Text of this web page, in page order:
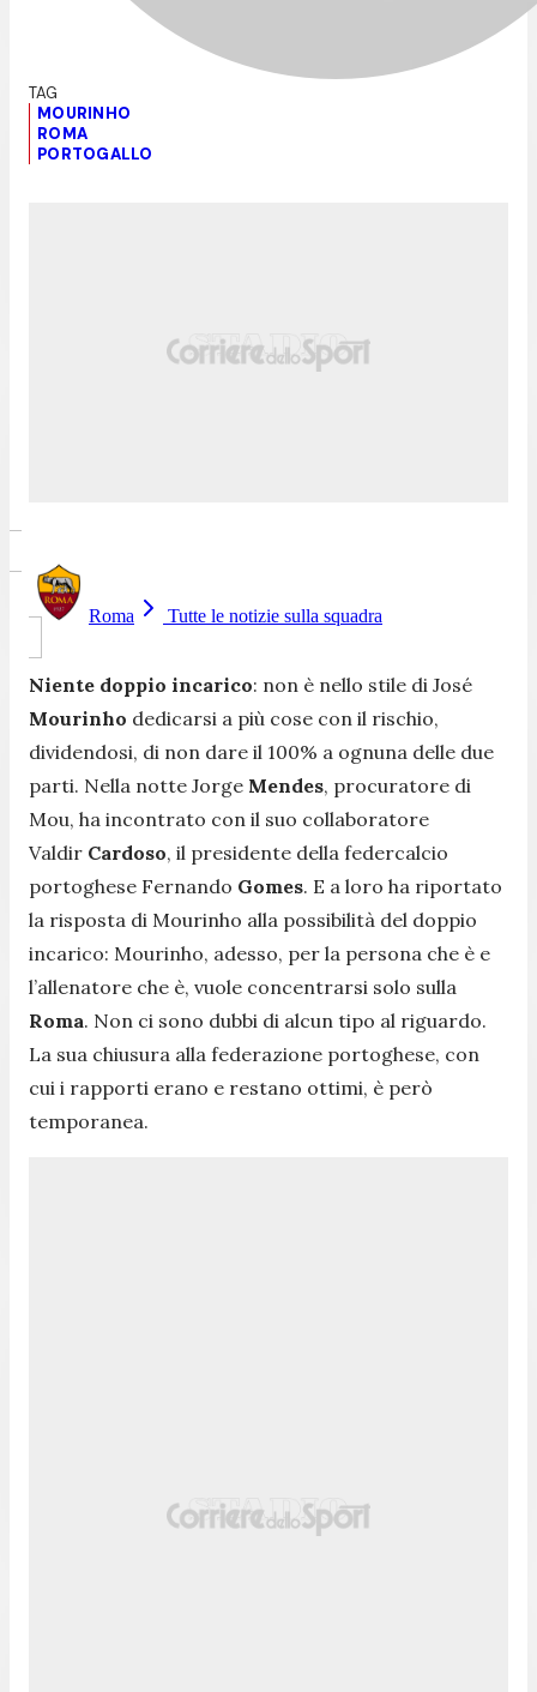
MOURINHO
ROMA
PORTOGALLO
Roma Tutte le notizie sulla squadra
Niente doppio incarico: non è nello stile di José
Mourinho dedicarsi a più cose con il rischio,
dividendosi, di non dare il 100% a ognuna delle due
parti. Nella notte Jorge Mendes, procuratore di
Mou, ha incontrato con il suo collaboratore
Valdir Cardoso, il presidente della federcalcio
portoghese Fernando Gomes. E a loro ha riportato
la risposta di Mourinho alla possibilità del doppio
incarico: Mourinho, adesso, per la persona che è e
l’allenatore che è, vuole concentrarsi solo sulla
Roma. Non ci sono dubbi di alcun tipo al riguardo.
La sua chiusura alla federazione portoghese, con
cui i rapporti erano e restano ottimi, è però
temporanea.